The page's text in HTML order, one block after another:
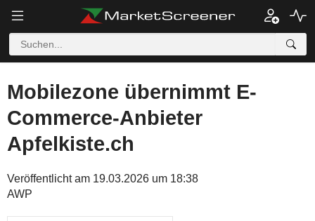
Mobilezone übernimmt E-
Commerce-Anbieter
Apfelkiste.ch
Veröffentlicht am 19.03.2026 um 18:38
AWP